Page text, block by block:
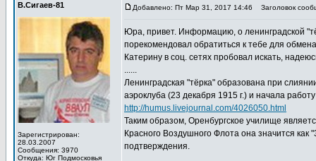
В.Сигаев-81
Зарегистрирован:
28.03.2007
Сообщения: 3970
Откуда: Юг Подмосковья
Добавлено: Пт Мар 31, 2017 14:46 Заголовок
Юра, привет. Информацию, о ленинградской
порекомендовал обратиться к тебе для
Катерину в соц. сетях пробовал искать,
......
Ленинградская "тёрка" образована при
аэроклуба (23 де­кабря 1915 г.) и начала
http://humus.livejournal.com/4026050.html
Таким образом, Оренбургское училище
Красного Воздушного Флота она значится
подтверждения.